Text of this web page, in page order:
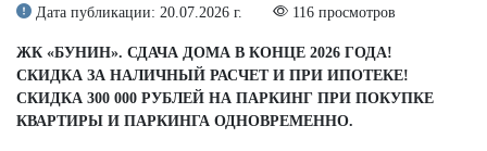
Дата публикации: 20.07.2026 г. 116 просмотров
ЖК «БУНИН». СДАЧА ДОМА В КОНЦЕ 2026 ГОДА!
СКИДКА ЗА НАЛИЧНЫЙ РАСЧЕТ И ПРИ ИПОТЕКЕ!
СКИДКА 300 000 РУБЛЕЙ НА ПАРКИНГ ПРИ ПОКУПКЕ
КВАРТИРЫ И ПАРКИНГА ОДНОВРЕМЕННО.